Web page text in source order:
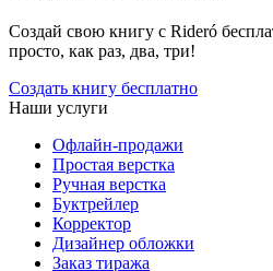
Создай свою книгу с Rideró
просто, как раз, два, три!
Создать книгу бесплатно
Наши услуги
Офлайн-продажи
Простая верстка
Ручная верстка
Буктрейлер
Корректор
Дизайнер обложки
Заказ тиража